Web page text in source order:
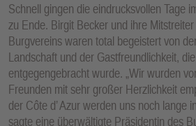
Schnell gingen die eindrucksvollen Tage
zu Ende. Birgit Becker und ihre
Burgvereins waren total begeistert von
Landschaft und der Gastfreundlichkeit,
entgegengebracht wurde. „Wir wurden
Freunden mit sehr großer Herzlichkeit
der Côte d’ Azur werden uns noch lange
sagte eine überwältigte Präsidentin des